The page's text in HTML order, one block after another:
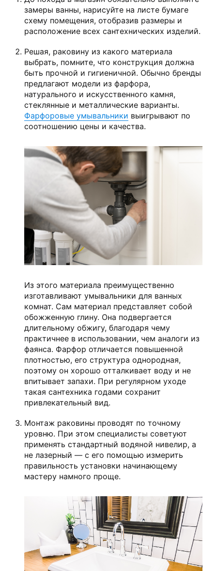
замеры ванны, нарисуйте на листе бумаге
схему помещения, отобразив размеры и
расположение всех сантехнических изделий.
Решая, раковину из какого материала
выбрать, помните, что конструкция должна
быть прочной и гигиеничной. Обычно бренды
предлагают модели из фарфора,
натурального и искусственного камня,
стеклянные и металлические варианты.
Фарфоровые умывальники выигрывают по
соотношению цены и качества.
Из этого материала преимущественно
изготавливают умывальники для ванных
комнат. Сам материал представляет собой
обожженную глину. Она подвергается
длительному обжигу, благодаря чему
практичнее в использовании, чем аналоги из
фаянса. Фарфор отличается повышенной
плотностью, его структура однородная,
поэтому он хорошо отталкивает воду и не
впитывает запахи. При регулярном уходе
такая сантехника годами сохранит
привлекательный вид.
Монтаж раковины проводят по точному
уровню. При этом специалисты советуют
применять стандартный водяной нивелир, а
не лазерный — с его помощью измерить
правильность установки начинающему
мастеру намного проще.